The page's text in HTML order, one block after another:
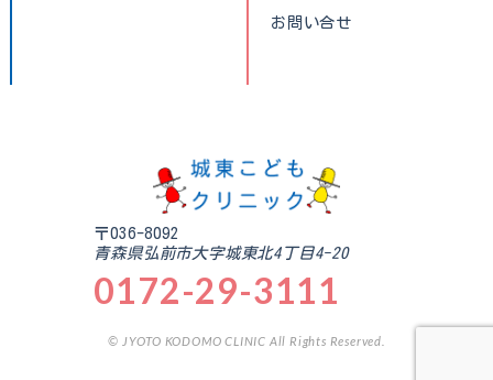
お問い合せ
〒036-8092
青森県弘前市大字城東北4丁目4-20
0172-29-3111
© JYOTO KODOMO CLINIC All Rights Reserved.